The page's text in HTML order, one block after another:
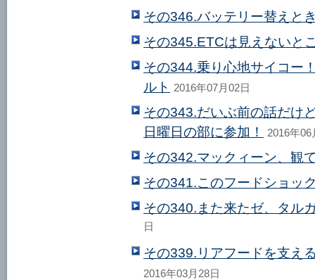
その346.バッテリー替えと
その345.ETCは見えないと
その344.乗り心地サイコー
ルト 2016年07月02日
その343.だいぶ前の話だ
日曜日の部に参加！
2016年06
その342.マックィーン、観
その341.このフードショッ
その340.また来たゼ、タル
日
その339.リアフードを支え
2016年03月28日